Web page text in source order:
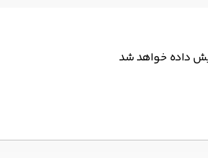
داده خواهد شد